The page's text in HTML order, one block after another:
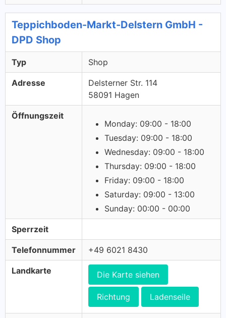
Teppichboden-Markt-Delstern GmbH -
DPD Shop
Typ Shop
Adresse
Delsterner Str. 114
58091 Hagen
Öffnungszeit
Monday: 09:00 - 18:00
Tuesday: 09:00 - 18:00
Wednesday: 09:00 - 18:00
Thursday: 09:00 - 18:00
Friday: 09:00 - 18:00
Saturday: 09:00 - 13:00
Sunday: 00:00 - 00:00
Sperrzeit
Telefonnummer +49 6021 8430
Landkarte Die Karte siehen
Richtung Ladenseile